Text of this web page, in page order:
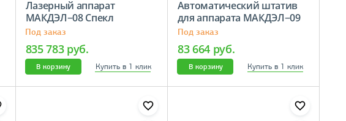
Лазерный аппарат
МАКДЭЛ−08 Спекл
Под заказ
835 783 руб.
В корзину Купить в 1 клик
Автоматический штатив
для аппарата МАКДЭЛ−09
Под заказ
83 664 руб.
В корзину Купить в 1 клик